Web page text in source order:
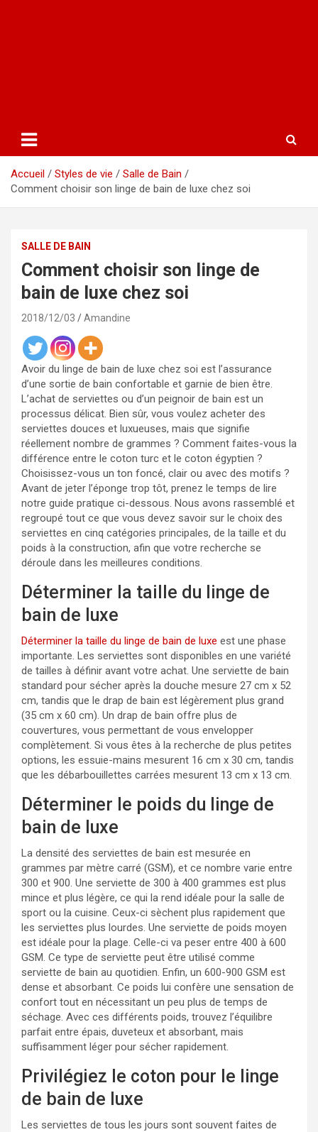
Accueil Styles de vie
Salle de Bain
Comment choisir son linge de bain de luxe chez soi
SALLE DE BAIN
Comment choisir son linge de
bain de luxe chez soi
2018/12/03 Amandine
Avoir du linge de bain de luxe chez soi est l’assurance
d’une sortie de bain confortable et garnie de bien être.
L’achat de serviettes ou d’un peignoir de bain est un
processus délicat. Bien sûr, vous voulez acheter des
serviettes douces et luxueuses, mais que signifie
réellement nombre de grammes ? Comment faites-vous la
différence entre le coton turc et le coton égyptien ?
Choisissez-vous un ton foncé, clair ou avec des motifs ?
Avant de jeter l’éponge trop tôt, prenez le temps de lire
notre guide pratique ci-dessous. Nous avons rassemblé et
regroupé tout ce que vous devez savoir sur le choix des
serviettes en cinq catégories principales, de la taille et du
poids à la construction, afin que votre recherche se
déroule dans les meilleures conditions.
Déterminer la taille du linge de
bain de luxe
Déterminer la taille du linge de bain de luxe est une phase
importante. Les serviettes sont disponibles en une variété
de tailles à définir avant votre achat. Une serviette de bain
standard pour sécher après la douche mesure 27 cm x 52
cm, tandis que le drap de bain est légèrement plus grand
(35 cm x 60 cm). Un drap de bain offre plus de
couvertures, vous permettant de vous envelopper
complètement. Si vous êtes à la recherche de plus petites
options, les essuie-mains mesurent 16 cm x 30 cm, tandis
que les débarbouillettes carrées mesurent 13 cm x 13 cm.
Déterminer le poids du linge de
bain de luxe
La densité des serviettes de bain est mesurée en
grammes par mètre carré (GSM), et ce nombre varie entre
300 et 900. Une serviette de 300 à 400 grammes est plus
mince et plus légère, ce qui la rend idéale pour la salle de
sport ou la cuisine. Ceux-ci sèchent plus rapidement que
les serviettes plus lourdes. Une serviette de poids moyen
est idéale pour la plage. Celle-ci va peser entre 400 à 600
GSM. Ce type de serviette peut être utilisé comme
serviette de bain au quotidien. Enfin, un 600-900 GSM est
dense et absorbant. Ce poids lui confère une sensation de
confort tout en nécessitant un peu plus de temps de
séchage. Avec ces différents poids, trouvez l’équilibre
parfait entre épais, duveteux et absorbant, mais
suffisamment léger pour sécher rapidement.
Privilégiez le coton pour le linge
de bain de luxe
Les serviettes de tous les jours sont souvent faites de